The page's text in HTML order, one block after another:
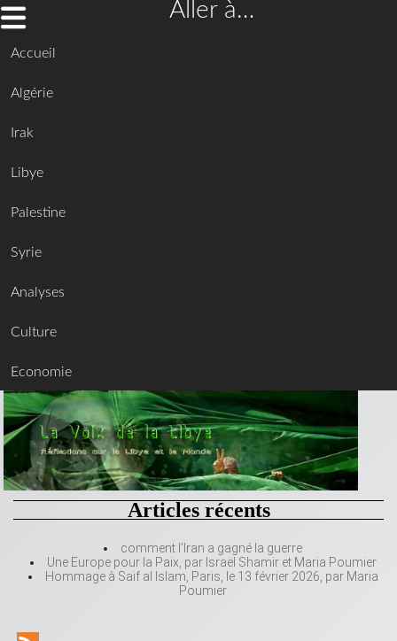
Aller à…
Accueil
Algérie
Irak
Libye
Palestine
Syrie
Analyses
Culture
Economie
Articles récents
comment l’Iran a gagné la guerre
Une Europe pour la Paix, par Israël Shamir et Maria Poumier
Hommage à Saif al Islam, Paris, le 13 février 2026, par Maria
Poumier